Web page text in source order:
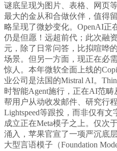
谜底呈现为图片、表格、网页
最大的金从和合做伙伴，值得
略呈现了微妙变化。OpenAI正
仍是但愿！远超前代；此次融
元，除了日常问答，比拟喧哗
场景。但另一方面，现正在必
惊人。本年微软全面上线的
业公司是法国的Mistral AI。
时智能Agent施行，正在AI范
帮用户从动收发邮件、研究行
Lightspeed等跟投，而非仅有
成立正在Meta模子之上。仅次
涌入，苹果官宣了一项严沉底
大型言语模子（Foundation